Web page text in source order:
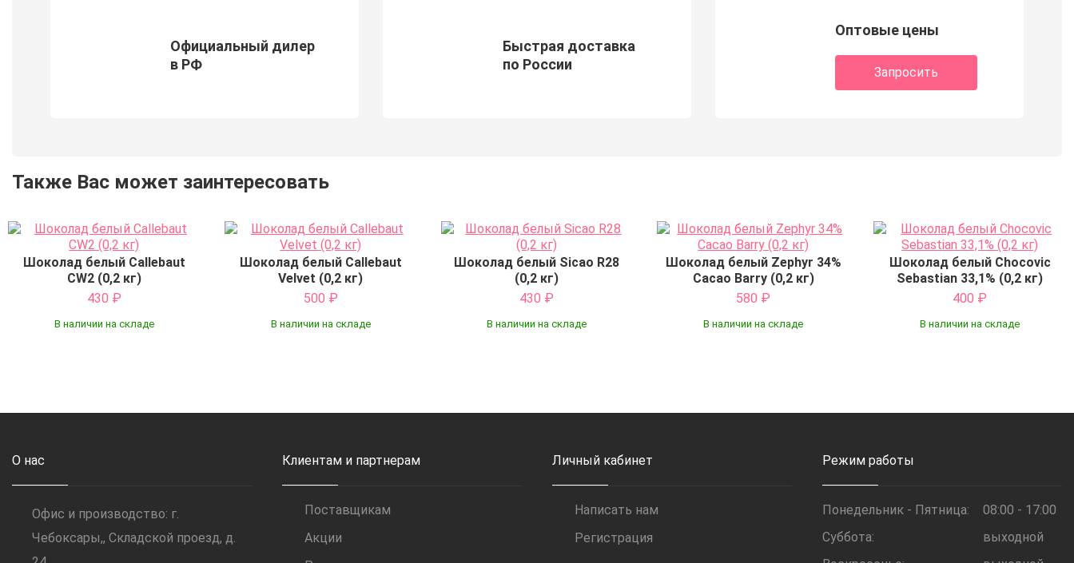
Официальный дилер
в РФ
Быстрая доставка
по России
Оптовые цены
Запросить
Также Вас может заинтересовать
Шоколад белый Callebaut
CW2 (0,2 кг)
430 ₽
В наличии на складе
Шоколад белый Callebaut
Velvet (0,2 кг)
500 ₽
В наличии на складе
Шоколад белый Sicao R28
(0,2 кг)
430 ₽
В наличии на складе
Шоколад белый Zephyr 34%
Cacao Barry (0,2 кг)
580 ₽
В наличии на складе
Шоколад белый Chocovic
Sebastian 33,1% (0,2 кг)
400 ₽
В наличии на складе
О нас
Офис и производство: г.
Чебоксары,, Складской проезд, д.
Клиентам и партнерам
Поставщикам
Акции
Личный кабинет
Написать нам
Регистрация
Режим работы
Понедельник - Пятница:
08:00 - 17:00
Суббота:
выходной